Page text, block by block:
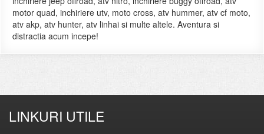
motor quad, inchiriere utv, moto cross, atv hummer, atv cf moto,
atv akp, atv hunter, atv linhai si multe altele. Aventura si
distractia acum incepe!
LINKURI UTILE